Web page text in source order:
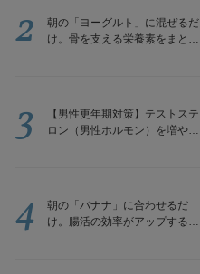
朝の「ヨーグルト」に混ぜるだ
け。骨を支える栄養素をまとめ
2
【男性更年期対策】テストステ
ロン（男性ホルモン）を増やす
3
朝の「バナナ」に合わせるだ
け。腸活の効率がアップする食
4